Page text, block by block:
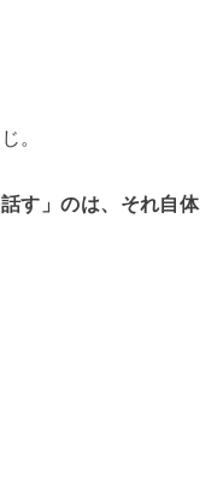
。
す」のは、それ自体